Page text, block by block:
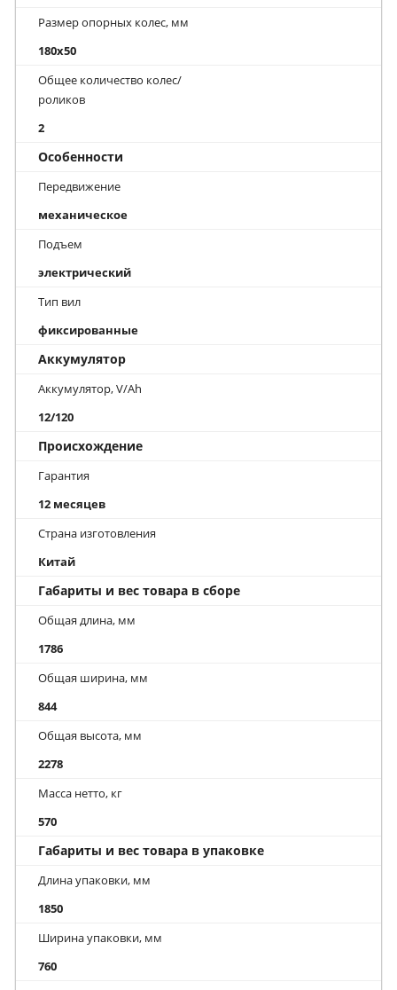
Размер опорных колес, мм
180x50
Общее количество колес/
роликов
2
Особенности
Передвижение
механическое
Подъем
электрический
Тип вил
фиксированные
Аккумулятор
Аккумулятор, V/Ah
12/120
Происхождение
Гарантия
12 месяцев
Страна изготовления
Китай
Габариты и вес товара в сборе
Общая длина, мм
1786
Общая ширина, мм
844
Общая высота, мм
2278
Масса нетто, кг
570
Габариты и вес товара в упаковке
Длина упаковки, мм
1850
Ширина упаковки, мм
760